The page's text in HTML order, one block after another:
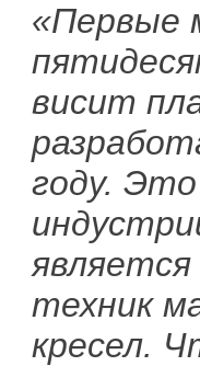
«Первые
висит
году.
техник
кресел.